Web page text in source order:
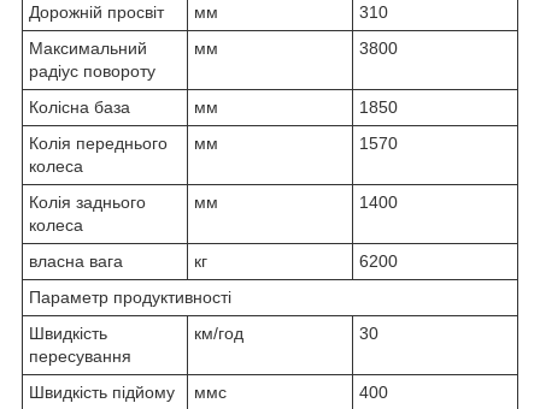
Дорожній просвіт мм
310
Максимальний
радіус повороту
мм 3800
Колісна база мм
1850
Колія переднього
колеса
мм 1570
Колія заднього
колеса
мм 1400
власна вага кг
6200
Параметр продуктивності
Швидкість
пересування
км/год 30
Швидкість підйому ммс
400